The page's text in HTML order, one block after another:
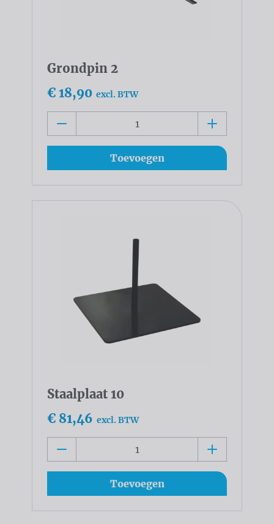
Grondpin 2
€ 18,90 excl. BTW
Toevoegen
Staalplaat 10
€ 81,46 excl. BTW
Toevoegen